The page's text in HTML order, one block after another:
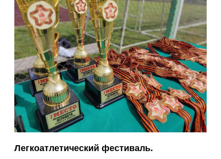
Легкоатлетический фестиваль.